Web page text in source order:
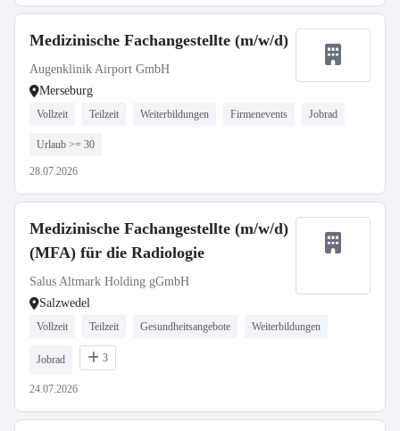
Medizinische Fachangestellte (m/w/d)
Augenklinik Airport GmbH
Merseburg
Vollzeit Teilzeit Weiterbildungen Firmenevents Jobrad
Urlaub >= 30
28.07.2026
Medizinische Fachangestellte (m/w/d)
(MFA) für die Radiologie
Salus Altmark Holding gGmbH
Salzwedel
Vollzeit Teilzeit Gesundheitsangebote Weiterbildungen
Jobrad 3
24.07.2026